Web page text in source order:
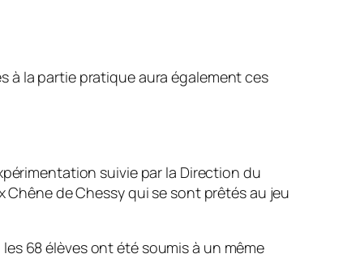
à la partie pratique aura également ces
suivie par la Direction du
de Chessy qui se sont prêtés au jeu
68 élèves ont été soumis à un même